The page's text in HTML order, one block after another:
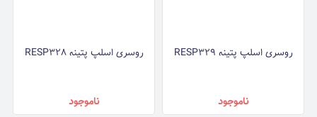
روسری اسلپ پتینه RESP329
ناموجود
روسری اسلپ پتینه RESP328
ناموجود